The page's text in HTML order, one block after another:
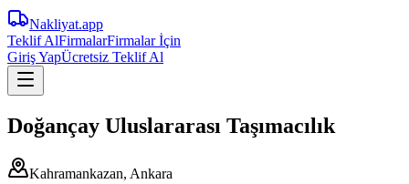
Nakliyat.app
Teklif AlFirmalarFirmalar İçin
Giriş YapÜcretsiz Teklif Al
Doğançay Uluslararası Taşımacılık
Kahramankazan, Ankara